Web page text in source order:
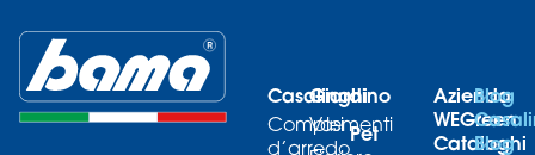
Casalinghi
Complementi
d’arredo
Giardino
Vasi Pet
Azienda
WEGreen
Cataloghi
Blog
Blog